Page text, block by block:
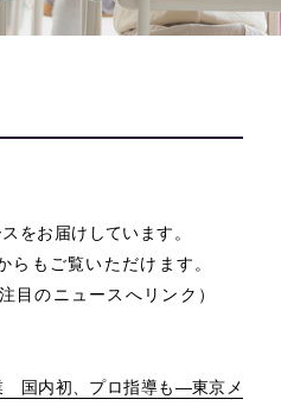
をお届けしています。
らもご覧いただけます。
目のニュースへリンク）
国内初、プロ指導も―東京メ